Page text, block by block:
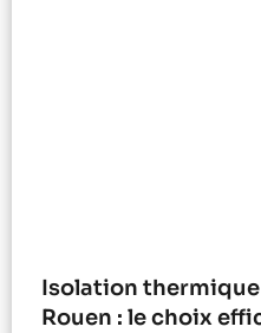
Isolation thermique
Rouen : le choix